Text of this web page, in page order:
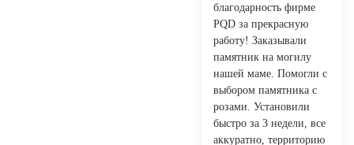
благодарность фирме
PQD за прекрасную
работу! Заказывали
памятник на могилу
нашей маме. Помогли с
выбором памятника с
розами. Установили
быстро за 3 недели, все
аккуратно, территорию